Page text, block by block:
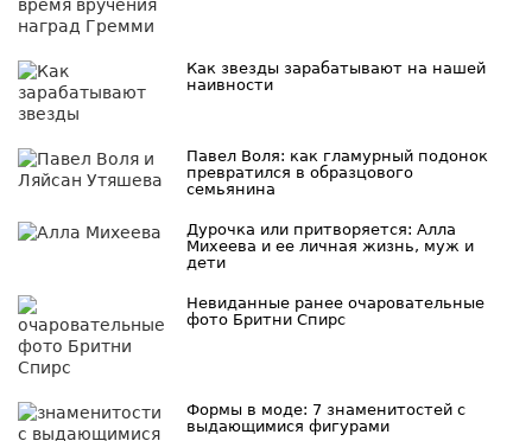
Как звезды зарабатывают на нашей
наивности
Павел Воля: как гламурный подонок
превратился в образцового
семьянина
Дурочка или притворяется: Алла
Михеева и ее личная жизнь, муж и
дети
Невиданные ранее очаровательные
фото Бритни Спирс
Формы в моде: 7 знаменитостей с
выдающимися фигурами